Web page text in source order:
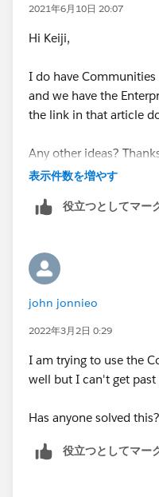
2021年6月10日 20:07
Hi Keiji,
I do have
and we have the
the link in that article
Any other ideas?
表示件数を増やす
役立つとしてマー
john jonnieo
2022年3月2日 0:29
I am trying to use the
well but I can't get past
Has anyone solved this?
役立つとしてマー